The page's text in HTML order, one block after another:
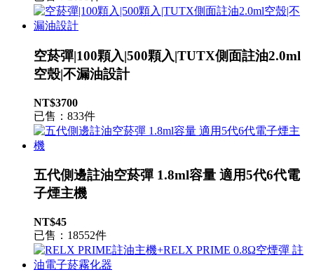
空菸彈|100顆入|500顆入|TUTX側面註油2.0ml
空殼|不漏油設計
NT$3700
已售：833件
五代側邊註油空菸彈 1.8ml容量 適用5代6代電
子煙主機
NT$45
已售：18552件